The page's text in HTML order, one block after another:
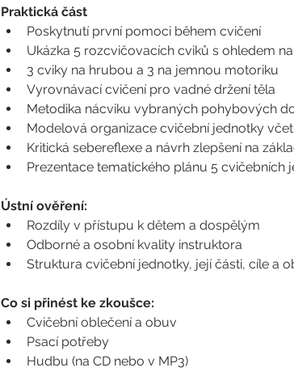
Praktická část
Poskytnutí první pomoci během cvičení
Ukázka 5 rozcvičovacích cviků s ohledem
3 cviky na hrubou a 3 na jemnou motoriku
Vyrovnávací cvičení pro vadné držení těla
Metodika nácviku vybraných pohybových
Modelová organizace cvičební jednotky
Kritická sebereflexe a návrh zlepšení na
Prezentace tematického plánu 5 cvičebních
Ústní ověření:
Rozdíly v přístupu k dětem a dospělým
Odborné a osobní kvality instruktora
Struktura cvičební jednotky, její části, cíle a
Co si přinést ke zkoušce:
Cvičební oblečení a obuv
Psací potřeby
Hudbu (na CD nebo v MP3)